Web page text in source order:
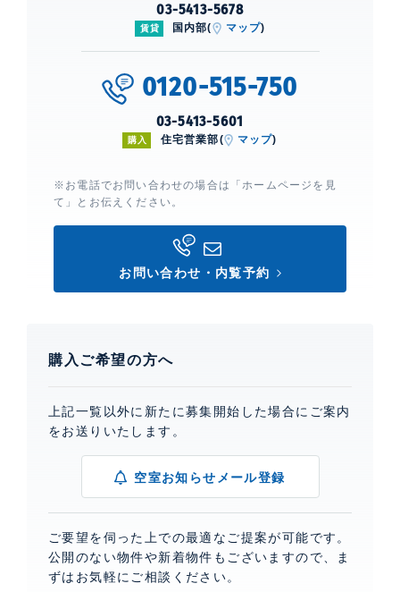
03-5413-5678
賃貸 国内部( マップ)
0120-515-750
03-5413-5601
購入 住宅営業部( マップ)
※お電話でお問い合わせの場合は「ホームページを見
て」とお伝えください。
お問い合わせ・内覧予約
購入ご希望の方へ
上記一覧以外に新たに募集開始した場合にご案内
をお送りいたします。
空室お知らせメール登録
ご要望を伺った上での最適なご提案が可能です。
公開のない物件や新着物件もございますので、ま
ずはお気軽にご相談ください。